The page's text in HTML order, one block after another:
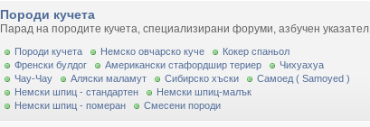
Породи кучета
Парад на породите кучета, специализирани форуми, азбучен указател
Породи кучета Немско овчарско куче
Кокер спаньол
Френски булдог
Американски стафордшир териер
Чихуахуа
Чау-Чау
Аляски маламут Сибирско хъски
Самоед ( Samoyed )
Немски шпиц - стандартен
Немски шпиц-малък
Немски шпиц - померан
Смесени породи